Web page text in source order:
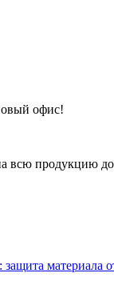
офис!
всю продукцию
материала